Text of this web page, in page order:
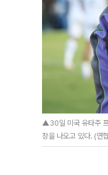
▲30일 미국 유타주 프
장을 나오고 있다. (연